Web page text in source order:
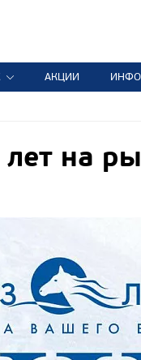
АКЦИИ
на